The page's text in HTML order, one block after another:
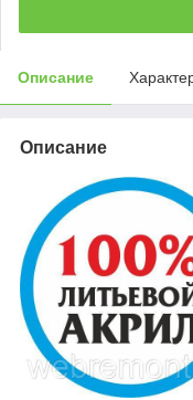
Описание
Описание